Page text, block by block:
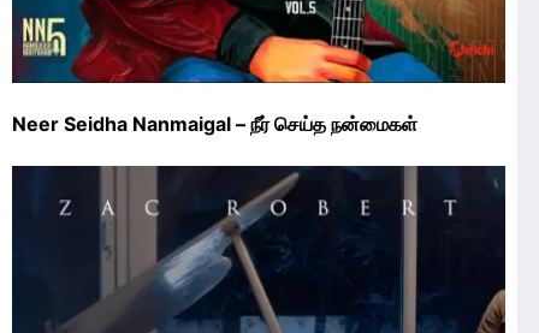
Neer Seidha Nanmaigal – நீர் செய்த நன்மைகள்